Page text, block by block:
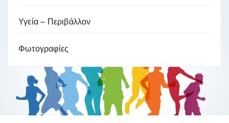
Υγεία – Περιβάλλον
Φωτογραφίες